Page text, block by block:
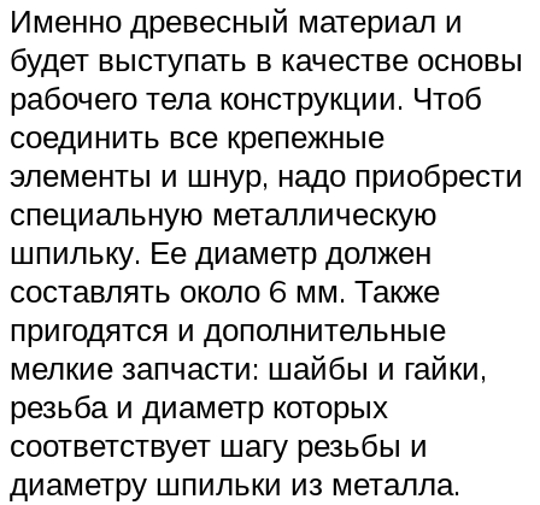
Именно древесный материал и
будет выступать в качестве основы
рабочего тела конструкции. Чтоб
соединить все крепежные
элементы и шнур, надо приобрести
специальную металлическую
шпильку. Ее диаметр должен
составлять около 6 мм. Также
пригодятся и дополнительные
мелкие запчасти: шайбы и гайки,
резьба и диаметр которых
соответствует шагу резьбы и
диаметру шпильки из металла.